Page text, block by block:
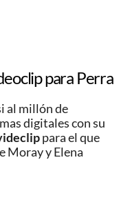
para Perra
al millón de
digitales con su
para el que
Moray y Elena